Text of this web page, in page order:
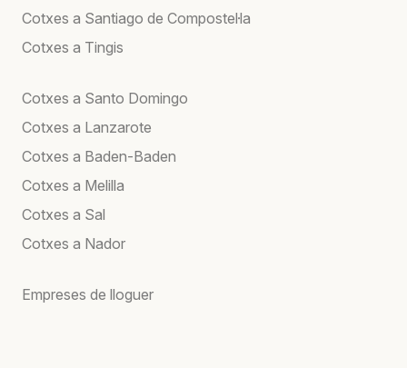
Cotxes a Santiago de Compostel·la
Cotxes a Tingis
Cotxes a Santo Domingo
Cotxes a Lanzarote
Cotxes a Baden-Baden
Cotxes a Melilla
Cotxes a Sal
Cotxes a Nador
Empreses de lloguer